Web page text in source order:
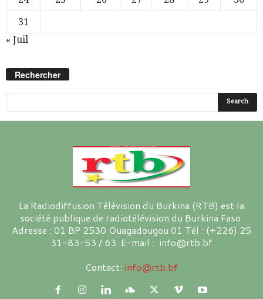
31
« Juil
Rechercher
La Radiodiffusion Télévision du Burkina (RTB) est la
société publique de radiotélévision du Burkina Faso.
Adresse : 01 BP 2530 Ouagadougou 01 Tél : (+226) 25
31-83-53 / 63 E-mail : info@rtb.bf
Contact: info@rtb.bf